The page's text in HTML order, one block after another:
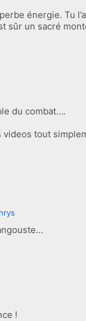
énergie. Tu
sûr un sacré
du combat….
videos tout
!